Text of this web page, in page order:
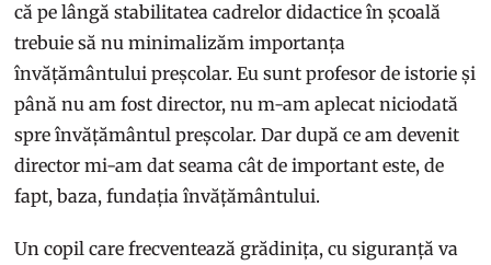
că pe lângă stabilitatea cadrelor didactice în școală
trebuie să nu minimalizăm importanța
învățământului preșcolar. Eu sunt profesor de istorie și
până nu am fost director, nu m-am aplecat niciodată
spre învățământul preșcolar. Dar după ce am devenit
director mi-am dat seama cât de important este, de
fapt, baza, fundația învățământului.
Un copil care frecventează grădinița, cu siguranță va